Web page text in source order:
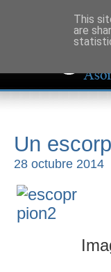
Un
28 octubre 2014
This
are